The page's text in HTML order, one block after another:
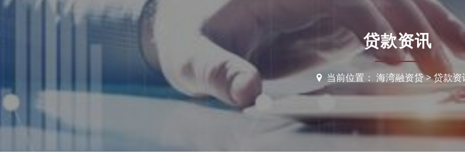
贷款资讯
当前位置： 海湾融资贷>贷款资